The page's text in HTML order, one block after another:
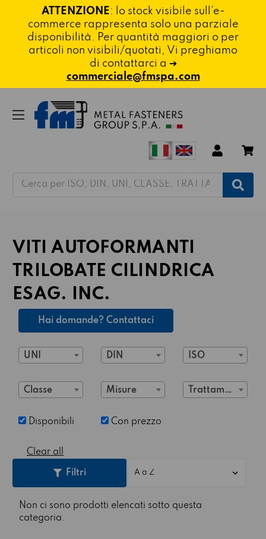
ATTENZIONE: lo stock visibile sull’e-
commerce rappresenta solo una parziale
disponibilità. Per quantità maggiori o per
articoli non visibili/quotati, Vi preghiamo
di contattarci a ➔
commerciale@fmspa.com
Cerca
VITI AUTOFORMANTI
TRILOBATE CILINDRICA
ESAG. INC.
Hai domande? Contattaci
UNI DIN ISO
Classe Misure Trattamento
Disponibili Con prezzo
Clear all
Filtri
Non ci sono prodotti elencati sotto questa
categoria.